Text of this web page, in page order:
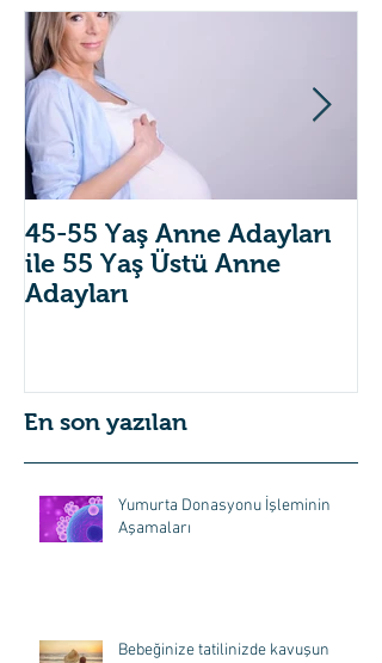
45-55 Yaş Anne Adayları
ile 55 Yaş Üstü Anne
Adayları
En son yazılan
Yumurta Donasyonu İşleminin
Aşamaları
Bebeğinize tatilinizde kavuşun